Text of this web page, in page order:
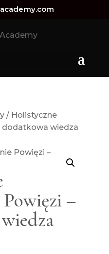
/ Holistyczne
dodatkowa wiedza
–